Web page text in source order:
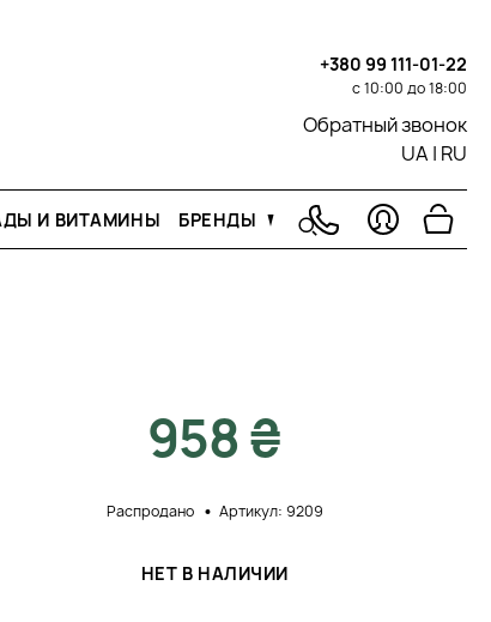
+380 99 111-01-22
с 10:00 до 18:00
Обратный звонок
UA | RU
И ВИТАМИНЫ БРЕНДЫ
958 ₴
Распродано Артикул: 9209
НЕТ В НАЛИЧИИ